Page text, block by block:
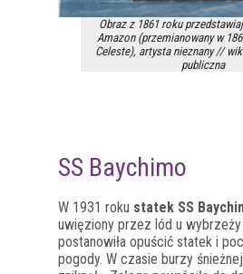
Obraz z 1861 roku
Amazon (przemianowany w
Celeste), artysta nieznany //
publiczna
SS Baychimo
W 1931 roku statek SS
uwięziony przez lód u wybrzeży
postanowiła opuścić statek i
pogody. W czasie burzy